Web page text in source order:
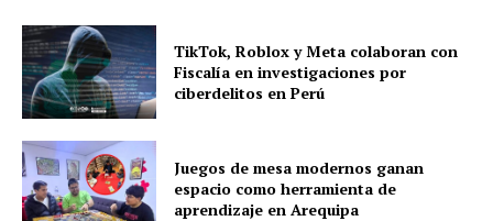
TikTok, Roblox y Meta colaboran con
Fiscalía en investigaciones por
ciberdelitos en Perú
Juegos de mesa modernos ganan
espacio como herramienta de
aprendizaje en Arequipa